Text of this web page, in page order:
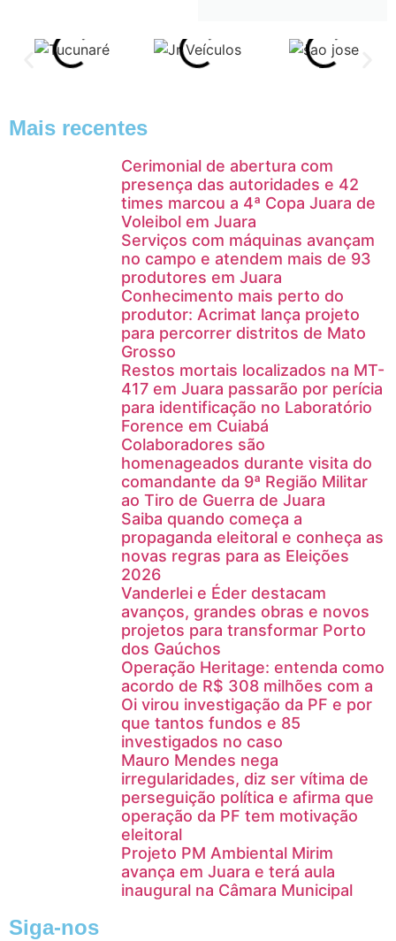
Mais recentes
Cerimonial de abertura com
presença das autoridades e 42
times marcou a 4ª Copa Juara de
Voleibol em Juara
Serviços com máquinas avançam
no campo e atendem mais de 93
produtores em Juara
Conhecimento mais perto do
produtor: Acrimat lança projeto
para percorrer distritos de Mato
Grosso
Restos mortais localizados na MT-
417 em Juara passarão por perícia
para identificação no Laboratório
Forence em Cuiabá
Colaboradores são
homenageados durante visita do
comandante da 9ª Região Militar
ao Tiro de Guerra de Juara
Saiba quando começa a
propaganda eleitoral e conheça as
novas regras para as Eleições
2026
Vanderlei e Éder destacam
avanços, grandes obras e novos
projetos para transformar Porto
dos Gaúchos
Operação Heritage: entenda como
acordo de R$ 308 milhões com a
Oi virou investigação da PF e por
que tantos fundos e 85
investigados no caso
Mauro Mendes nega
irregularidades, diz ser vítima de
perseguição política e afirma que
operação da PF tem motivação
eleitoral
Projeto PM Ambiental Mirim
avança em Juara e terá aula
inaugural na Câmara Municipal
Siga-nos